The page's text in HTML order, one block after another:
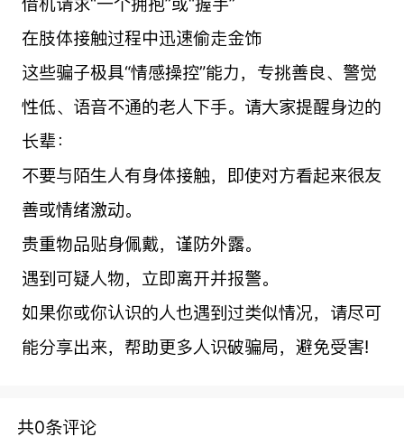
在肢体接触过程中迅速偷走金饰
这些骗子极具“情感操控”能力，专挑善良、警觉
性低、语音不通的老人下手。请大家提醒身边的
长辈：
不要与陌生人有身体接触，即使对方看起来很友
善或情绪激动。
贵重物品贴身佩戴，谨防外露。
遇到可疑人物，立即离开并报警。
如果你或你认识的人也遇到过类似情况，请尽可
能分享出来，帮助更多人识破骗局，避免受害!
共0条评论